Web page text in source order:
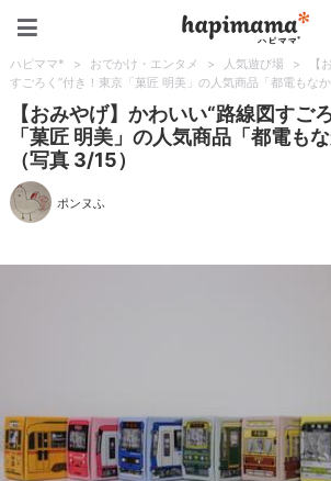
ハピママ* > おでかけ・エンタメ > 人気遊び場 >
【
すごろく”付き！東京「菓匠 明美」の人気商品「都電もな
【おみやげ】かわいい“路線図すご
「菓匠 明美」の人気商品「都電も
（写真 3/15）
ポンヌふ